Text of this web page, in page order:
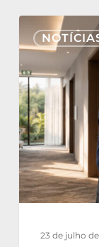
Sinalização
Digital
da
Nonius
com
E-
Paper:
Comunicação
Sustentável
23 de julho